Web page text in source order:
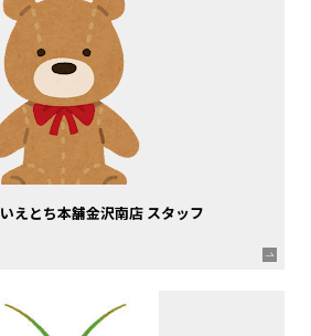
いえとち本舗金沢南店 スタッフ